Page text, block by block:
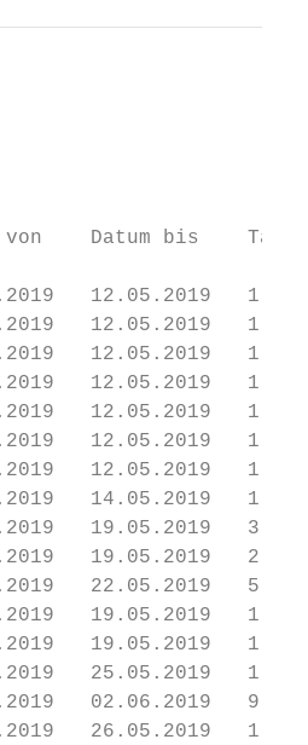
von    Datum bis
12.05.2019   1
12.05.2019   1
12.05.2019   1
12.05.2019   1
12.05.2019   1
12.05.2019
12.05.2019
14.05.2019
19.05.2019
19.05.2019
22.05.2019
19.05.2019
19.05.2019   1
25.05.2019
02.06.2019
26.05.2019   1